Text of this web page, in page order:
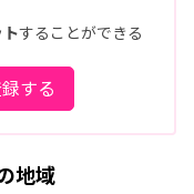
することができる
する
地域